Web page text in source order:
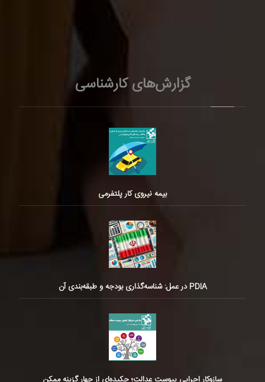
گزارش‌های کارشناسی
بیمه نیروی کار پلتفرمی
PDIA در عمل: شناسه‌گذاری بودجه و طبقه‌بندی آن